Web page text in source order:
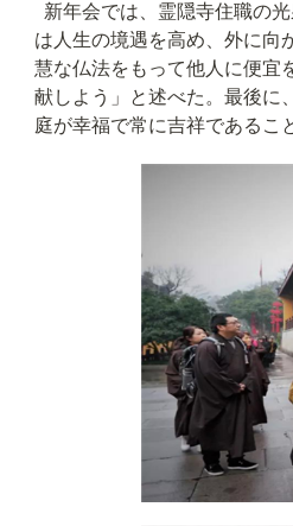
新年会では、霊隠寺住職の
は人生の境遇を高め、外に向
慧な仏法をもって他人に便宜
献しよう」と述べた。最後に
庭が幸福で常に吉祥であるこ